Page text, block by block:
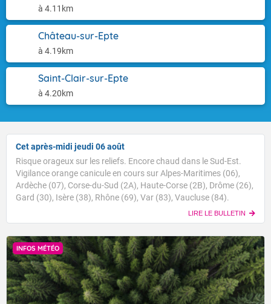
à 4.11km
Château-sur-Epte
à 4.19km
Saint-Clair-sur-Epte
à 4.20km
Cet après-midi jeudi 06 août
Risque orageux sur les reliefs. Encore chaud dans le Sud-Est.
Vigilance orange canicule en cours sur Alpes-Maritimes (06),
Ardèche (07), Corse-du-Sud (2A), Haute-Corse (2B), Drôme (26),
Gard (30), Isère (38), Rhône (69), Var (83), Vaucluse (84).
LIRE LE BULLETIN
INFOS MÉTÉO